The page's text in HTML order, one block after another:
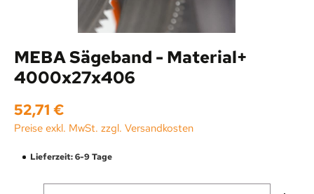
MEBA Sägeband - Material+
4000x27x406
Regulärer Preis:
52,71 €
Preise exkl. MwSt. zzgl. Versandkosten
Lieferzeit: 6-9 Tage